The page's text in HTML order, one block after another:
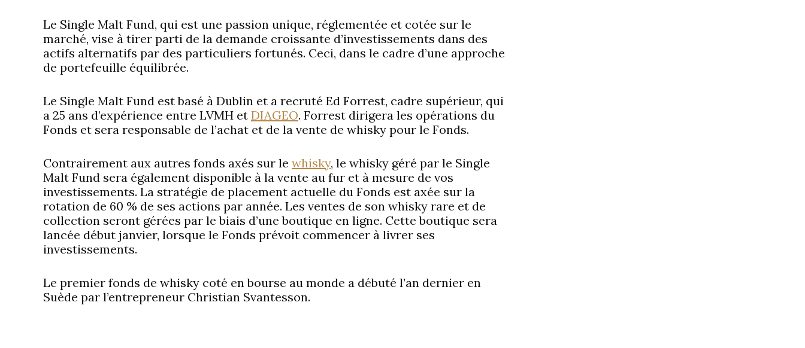
Le Single Malt Fund, qui est une passion unique, réglementée et cotée sur le
marché, vise à tirer parti de la demande croissante d’investissements dans des
actifs alternatifs par des particuliers fortunés. Ceci, dans le cadre d’une approche
de portefeuille équilibrée.
Le Single Malt Fund est basé à Dublin et a recruté Ed Forrest, cadre supérieur, qui
a 25 ans d’expérience entre LVMH et DIAGEO. Forrest dirigera les opérations du
Fonds et sera responsable de l’achat et de la vente de whisky pour le Fonds.
Contrairement aux autres fonds axés sur le whisky, le whisky géré par le Single
Malt Fund sera également disponible à la vente au fur et à mesure de vos
investissements. La stratégie de placement actuelle du Fonds est axée sur la
rotation de 60 % de ses actions par année. Les ventes de son whisky rare et de
collection seront gérées par le biais d’une boutique en ligne. Cette boutique sera
lancée début janvier, lorsque le Fonds prévoit commencer à livrer ses
investissements.
Le premier fonds de whisky coté en bourse au monde a débuté l’an dernier en
Suède par l’entrepreneur Christian Svantesson.